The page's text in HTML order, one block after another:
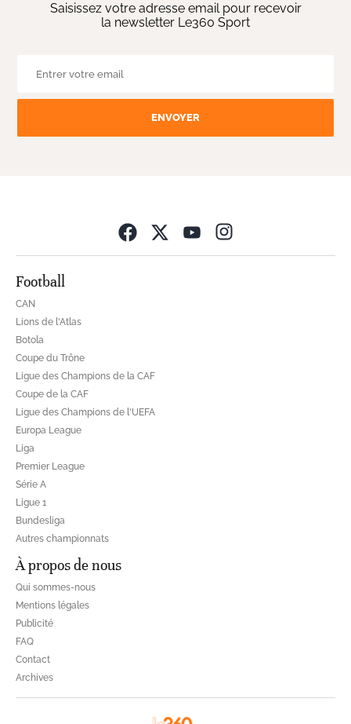
Saisissez votre adresse email pour recevoir
la newsletter Le360 Sport
ENVOYER
Football
CAN
Lions de l'Atlas
Botola
Coupe du Trône
Ligue des Champions de la CAF
Coupe de la CAF
Ligue des Champions de l'UEFA
Europa League
Liga
Premier League
Série A
Ligue 1
Bundesliga
Autres championnats
À propos de nous
Qui sommes-nous
Mentions légales
Publicité
FAQ
Contact
Archives